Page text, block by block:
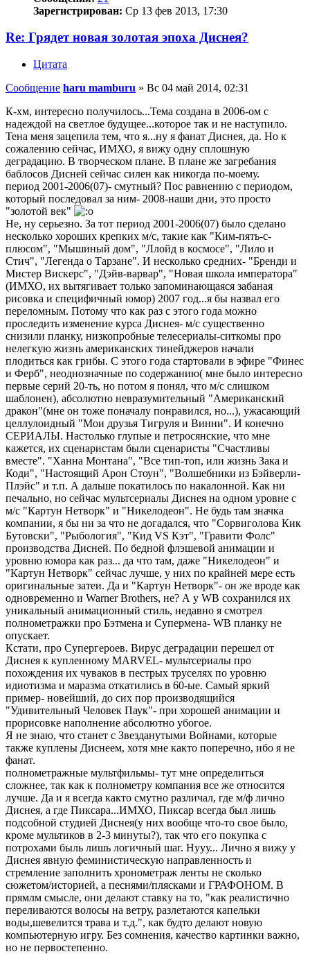
Зарегистрирован: Ср 13 фев 2013, 17:30
Re: Грядет новая золотая эпоха Диснея?
Цитата
Сообщение haru mamburu » Вс 04 май 2014, 02:31
К-хм, интересно получилось...Тема создана в 2006-ом с
надеждой на светлое будущее...которое так и не наступило.
Тена меня зацепила тем, что я...ну я фанат Диснея, да. Но к
сожалению сейчас, ИМХО, я вижу одну сплошную
деградацию. В творческом плане. В плане же загребания
баблосов Дисней сейчас силен как никогда по-моему.
период 2001-2006(07)- смутный? Пос равнению с периодом,
который последовал за ним- 2008-наши дни, это просто
"золотой век"
Не, ну серьезно. За тот период 2001-2006(07) было сделано
несколько хороших крепких м/с, такие как "Ким-пять-с-
плюсом", "Мышиный дом", "Ллойд в космосе", "Лило и
Стич", "Легенда о Тарзане". И несколько средних- "Бренди и
Мистер Вискерс", "Дэйв-варвар", "Новая школа императора"
(ИМХО, их вытягивает только запоминающаяся забаная
рисовка и специфичный юмор) 2007 год...я бы назвал его
переломным. Потому что как раз с этого года можно
проследить изменение курса Диснея- м/с существенно
снизили планку, низкопробные телесериалы-ситкомы про
нелегкую жизнь американских тинейджеров начали
плодиться как грибы. С этого года стартовали в эфире "Финес
и Ферб", неоднозначные по содержанию( мне было интересно
первые серий 20-ть, но потом я понял, что м/с слишком
шаблонен), абсолютно невразумительный "Американский
дракон"(мне он тоже поначалу понравился, но...), ужасающий
целлулоидный "Мои друзья Тигруля и Винни". И конечно
СЕРИАЛЫ. Настолько глупые и петросянские, что мне
кажется, их сценаристам были сценаристы "Счастливы
вместе". "Ханна Монтана", "Все тип-топ, или жизнь Зака и
Коди", "Настоящий Арон Стоун", "Волшебники из Бэйверли-
Плэйс" и т.п. А дальше покатилось по накалонной. Как ни
печально, но сейчас мультсериалы Диснея на одном уровне с
м/с "Картун Нетворк" и "Никелодеон". Не будь там значка
компании, я бы ни за что не догадался, что "Сорвиголова Кик
Бутовски", "Рыбология", "Кид VS Кэт", "Гравити Фолс"
производства Дисней. По бедной флэшевой анимации и
уровню юмора как раз... да что там, даже "Никелодеон" и
"Картун Нетворк" сейчас лучше, у них по крайней мере есть
оригинальные затеи. Да и "Картун Нетворк"- он же вроде как
одновременно и Warner Brоthers, не? А у WB сохранился их
уникальный анимационный стиль, недавно я смотрел
полнометражки про Бэтмена и Супермена- WB планку не
опускает.
Кстати, про Супергероев. Вирус деградации перешел от
Диснея к купленному MARVEL- мультсериалы про
похождения их чуваков в пестрых труселях по уровню
идиотизма и маразма откатились в 60-ые. Самый яркий
пример- новейший, до сих пор производящийся
"Удивительный Человек Паук"- при хорошей анимации и
прорисовке наполнение абсолютно убогое.
Я не знаю, что станет с Звезданутыми Войнами, которые
также куплены Диснеем, хотя мне както поперечно, ибо я не
фанат.
полнометражные мультфильмы- тут мне определиться
сложнее, так как к полнометру компания все же относится
лучше. Да и я всегда както смутно различал, где м/ф лично
Диснея, а где Пиксара...ИМХО, Пиксар всегда был лишь
подсобной студией Диснея(у них вообще что-то свое было,
кроме мультиков в 2-3 минуты?), так что его покупка с
потрохами быль лишь логичный шаг. Нууу... Лично я вижу у
Диснея явную феминистическую направленность и
стремление заполнить хронометраж ленты не сколько
сюжетом/историей, а песнями/плясками и ГРАФОНОМ. В
прямлм смысле, они делают ставку на то, "как реалистично
переливаются волосы на ветру, разлетаются капельки
воды,шевелится трава и т.д.", как будто делают новую
компьютерную игру. Без сомнения, качество картинки важно,
но не первостепенно.